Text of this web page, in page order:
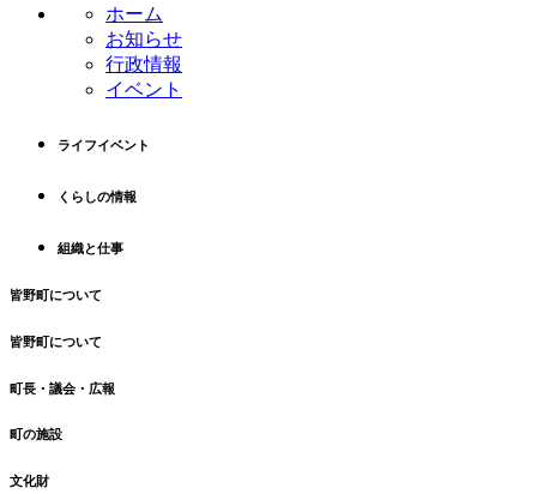
ホーム
お知らせ
行政情報
イベント
ライフイベント
くらしの情報
組織と仕事
皆野町について
皆野町について
町長・議会・広報
町の施設
文化財